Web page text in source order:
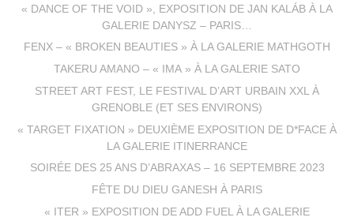
« DANCE OF THE VOID », EXPOSITION DE JAN KALÁB À LA
GALERIE DANYSZ – PARIS…
FENX – « BROKEN BEAUTIES » À LA GALERIE MATHGOTH
TAKERU AMANO – « IMA » À LA GALERIE SATO
STREET ART FEST, LE FESTIVAL D’ART URBAIN XXL À
GRENOBLE (ET SES ENVIRONS)
« TARGET FIXATION » DEUXIÈME EXPOSITION DE D*FACE À
LA GALERIE ITINERRANCE
SOIRÉE DES 25 ANS D’ABRAXAS – 16 SEPTEMBRE 2023
FÊTE DU DIEU GANESH À PARIS
« ITER » EXPOSITION DE ADD FUEL À LA GALERIE